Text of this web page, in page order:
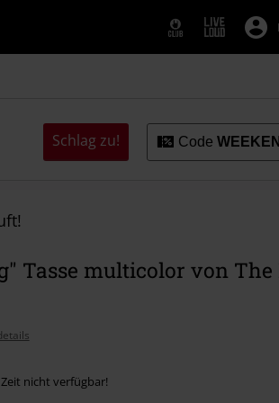
Schlag zu! Code
Tasse multicolor von The
nicht verfügbar!